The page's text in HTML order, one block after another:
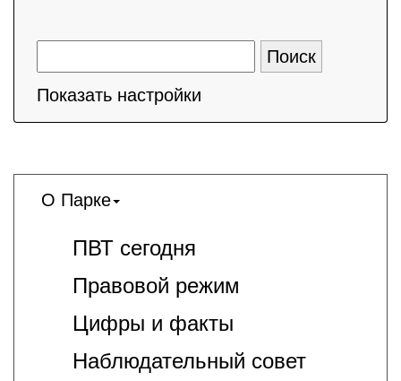
Показать настройки
О Парке
ПВТ сегодня
Правовой режим
Цифры и факты
Наблюдательный совет